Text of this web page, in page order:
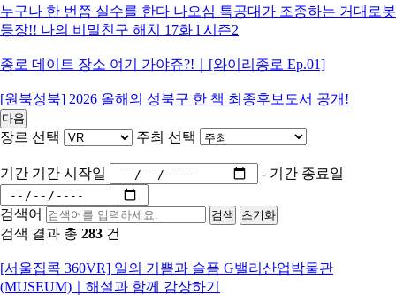
누구나 한 번쯤 실수를 한다 나오심 특공대가 조종하는 거대로봇
등장!! 나의 비밀친구 해치 17화 l 시즌2
종로 데이트 장소 여기 가야쥬?!｜[와이리종로 Ep.01]
[원북성북] 2026 올해의 성북구 한 책 최종후보도서 공개!
다음
장르 선택 주최 선택
기간 기간 시작일 - 기간 종료일
검색어 검색 초기화
검색 결과 총 283 건
[서울집콕 360VR] 일의 기쁨과 슬픔 G밸리산업박물관
(MUSEUM)｜해설과 함께 감상하기